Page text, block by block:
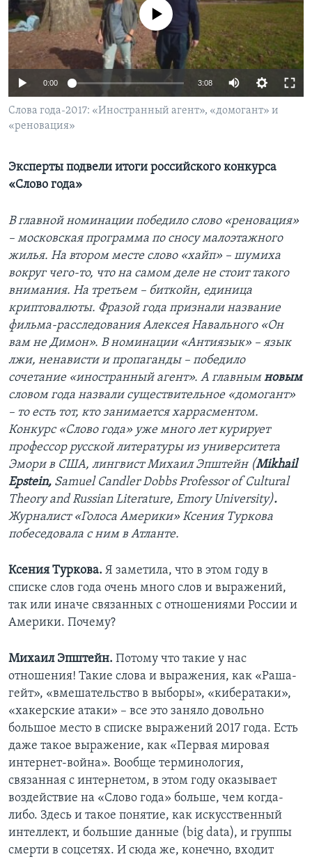
Learning English
СОЦИАЛЬНЫЕ СЕТИ
Языки
No media source currently available
0:00 3:08
Слова года-2017: «Иностранный агент», «домогант» и
«реновация»
Эксперты подвели итоги российского конкурса
«Слово года»
В главной номинации победило слово «реновация»
– московская программа по сносу малоэтажного
жилья. На втором месте слово «хайп» – шумиха
вокруг чего-то, что на самом деле не стоит такого
внимания. На третьем – биткойн, единица
криптовалюты. Фразой года признали название
фильма-расследования Алексея Навального «Он
вам не Димон». В номинации «Антиязык» – язык
лжи, ненависти и пропаганды – победило
сочетание «иностранный агент». А главнымновым
словом года назвали существительное «домогант»
– то есть тот, кто занимается харрасментом.
Конкурс «Слово года» уже много лет курирует
профессор русской литературы из университета
Эмори в США, лингвист Михаил Эпштейн (Mikhail
Epstein, Samuel Candler Dobbs Professor of Cultural
Theory and Russian Literature, Emory University).
Журналист «Голоса Америки» Ксения Туркова
побеседовала с ним в Атланте.
Ксения Туркова. Я заметила, что в этом году в
списке слов года очень много слов и выражений,
так или иначе связанных с отношениями России и
Америки. Почему?
Михаил Эпштейн. Потому что такие у нас
отношения! Такие слова и выражения, как «Раша-
гейт», «вмешательство в выборы», «кибератаки»,
«хакерские атаки» – все это заняло довольно
большое место в списке выражений 2017 года. Есть
даже такое выражение, как «Первая мировая
интернет-война». Вообще терминология,
связанная с интернетом, в этом году оказывает
воздействие на «Слово года» больше, чем когда-
либо. Здесь и такое понятие, как искусственный
интеллект, и большие данные (big data), и группы
смерти в соцсетях. И сюда же, конечно, входит